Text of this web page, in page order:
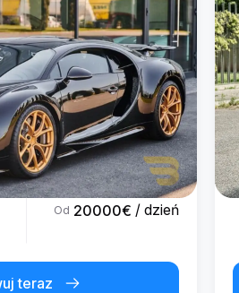
Od 20000€ / dzień
teraz